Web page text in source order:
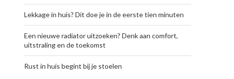
Lekkage in huis? Dit doe je in de eerste tien minuten
Een nieuwe radiator uitzoeken? Denk aan comfort,
uitstraling en de toekomst
Rust in huis begint bij je stoelen